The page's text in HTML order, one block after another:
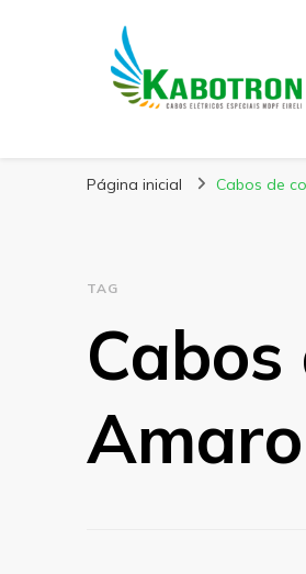
Kabotron
Página inicial Cabos de
TAG
Amaro